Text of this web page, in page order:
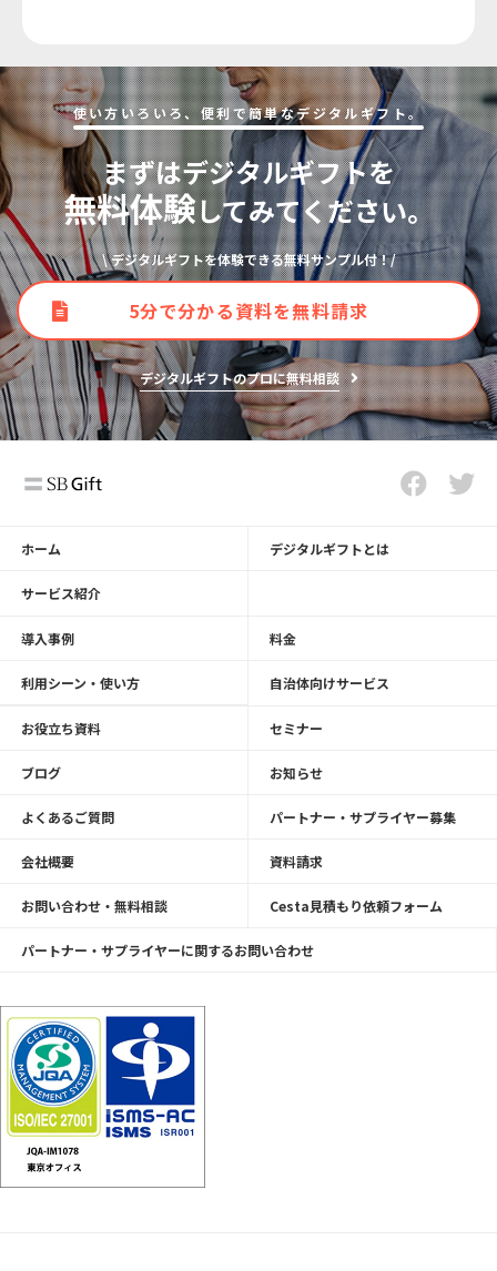
使い⽅いろいろ、便利で簡単なデジタルギフト。
まずはデジタルギフトを
無料体験してみてください。
\ デジタルギフトを体験できる無料サンプル付！/
5分で分かる資料を無料請求
デジタルギフトのプロに無料相談
ホーム デジタルギフトとは
サービス紹介
導入事例 料金
利用シーン・使い方 自治体向けサービス
お役立ち資料 セミナー
ブログ お知らせ
よくあるご質問 パートナー・サプライヤー募集
会社概要 資料請求
お問い合わせ・無料相談 Cesta見積もり依頼フォーム
パートナー・サプライヤーに関するお問い合わせ